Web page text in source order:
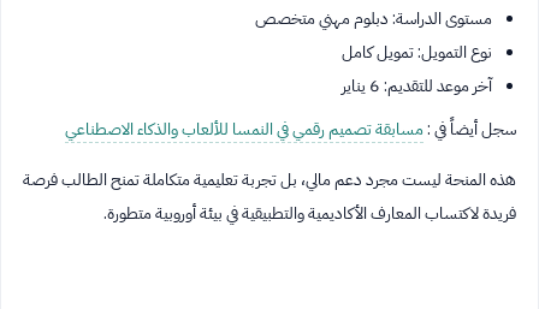
مستوى الدراسة: دبلوم مهني متخصص
نوع التمويل: تمويل كامل
آخر موعد للتقديم: 6 يناير
سجل أيضاً في :مسابقة تصميم رقمي في النمسا للألعاب والذكاء الاصطناعي
هذه المنحة ليست مجرد دعم مالي، بل تجربة تعليمية متكاملة تمنح الطالب فرصة
فريدة لاكتساب المعارف الأكاديمية والتطبيقية في بيئة أوروبية متطورة.